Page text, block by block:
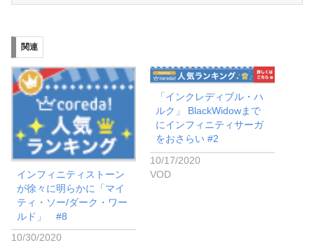
関連
インフィニティストーン
が徐々に明らかに「マイ
ティ・ソー/ダーク・ワー
ルド」 #8
10/30/2020
「インクレディブル・ハ
ルク」 BlackWidowまで
にインフィニティサーガ
をおさらい #2
10/17/2020
VOD